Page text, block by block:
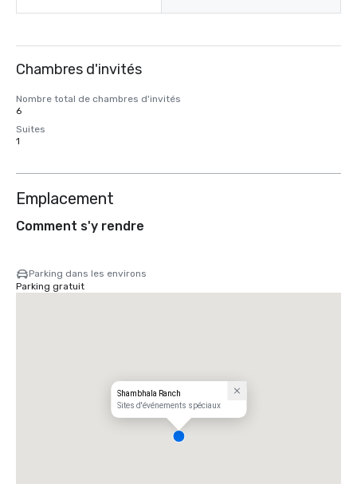
Chambres d'invités
Nombre total de chambres d'invités
6
Suites
1
Emplacement
Comment s'y rendre
Parking dans les environs
Parking gratuit
Shambhala Ranch
Sites d'événements spéciaux